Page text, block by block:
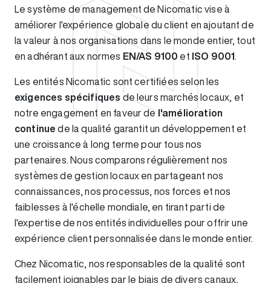
Le système de management de Nicomatic vise à
améliorer l'expérience globale du client en ajoutant de
la valeur à nos organisations dans le monde entier, tout
en adhérant aux normes EN/AS 9100 et ISO 9001
Les entités Nicomatic sont certifiées selon les
exigences spécifiques de leurs marchés locaux, et
notre engagement en faveur de
l'amélioration
continuede la qualité garantit un développement et
une croissance à long terme pour tous nos
partenaires. Nous comparons régulièrement nos
systèmes de gestion locaux en partageant nos
connaissances, nos processus, nos forces et nos
faiblesses à l'échelle mondiale, en tirant parti de
l'expertise de nos entités individuelles pour offrir une
expérience client personnalisée dans le monde entier.
Chez Nicomatic, nos responsables de la qualité sont
facilement joignables par le biais de divers canaux,